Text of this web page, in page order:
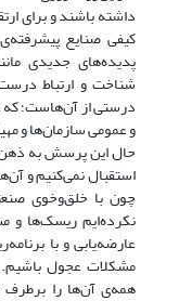
داشته باشند و برای
کیفی صنایع
پدیده‌های جدیدی
شناخت و ارتباط
درستی از آن‌هاست؛
و عمومی سازمان‌ها و
حال این پرسش به
استقبال نمی‌کنیم و
چون با خلق‌وخوی
نکرده‌ایم ریسک‌ها و
عارضه‌یابی و با
مشکلات عجول
همه‌ی آن‌ها را برطرف